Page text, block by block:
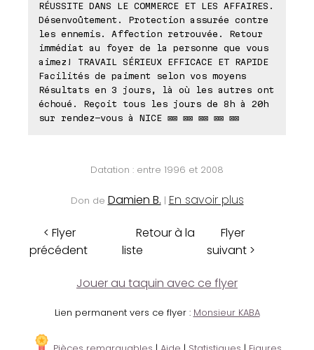
RÉUSSITE DANS LE COMMERCE ET LES AFFAIRES.
Désenvoûtement. Protection assurée contre
les ennemis. Affection retrouvée. Retour
immédiat au foyer de la personne que vous
aimez! TRAVAIL SÉRIEUX EFFICACE ET RAPIDE
Facilités de paiment selon vos moyens
Résultats en 3 jours, là où les autres ont
échoué. Reçoit tous les jours de 8h à 20h
sur rendez-vous à NICE ⊠⊠ ⊠⊠ ⊠⊠ ⊠⊠ ⊠⊠
Datation : entre 1996 et 2008
Don de Damien B. | En savoir plus
< Flyer
précédent
Retour à la
liste
Flyer
suivant >
Jouer au taquin avec ce flyer
Lien permanent vers ce flyer : Monsieur KABA